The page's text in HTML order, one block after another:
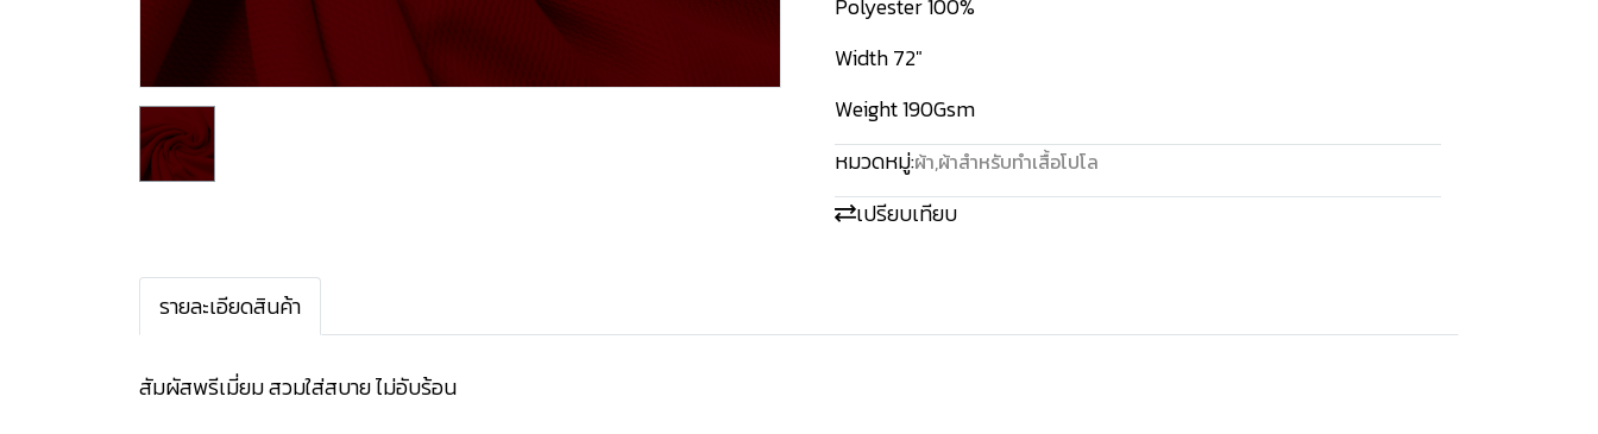
Polyester 100%
Width 72"
Weight 190Gsm
หมวดหมู่:ผ้า,ผ้าสำหรับทำเสื้อโปโล
เปรียบเทียบ
รายละเอียดสินค้า
สัมผัสพรีเมี่ยม สวมใส่สบาย ไม่อับร้อน